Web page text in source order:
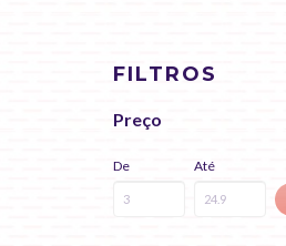
FILTROS
Preço
De Até